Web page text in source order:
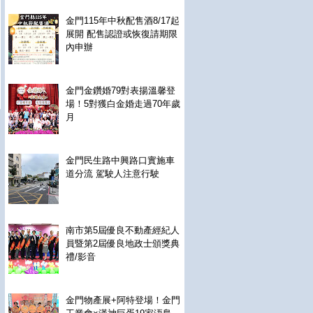
金門115年中秋配售酒8/17起
展開 配售認證或恢復請期限
內申辦
金門金鑽婚79對表揚溫馨登
場！5對獲白金婚走過70年歲
月
金門民生路中興路口實施車
道分流 駕駛人注意行駛
南市第5屆優良不動產經紀人
員暨第2屆優良地政士頒獎典
禮/影音
金門物產展+阿特登場！金門